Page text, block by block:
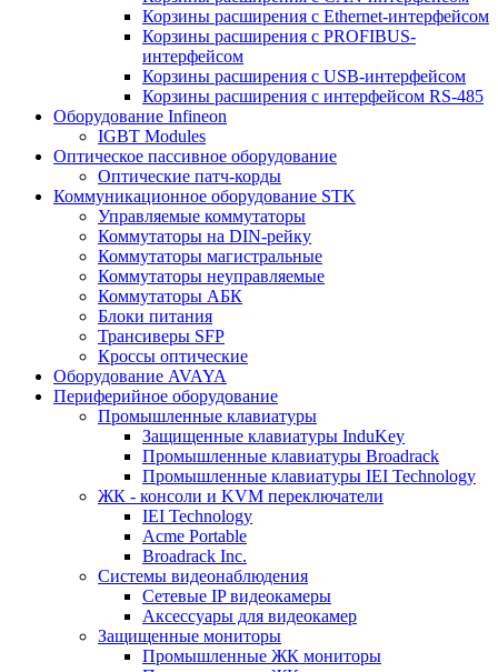
Корзины расширения с Ethernet-интерфейсом
Корзины расширения с PROFIBUS-
интерфейсом
Корзины расширения с USB-интерфейсом
Корзины расширения с интерфейсом RS-485
Оборудование Infineon
IGBT Modules
Оптическое пассивное оборудование
Оптические патч-корды
Коммуникационное оборудование STK
Управляемые коммутаторы
Коммутаторы на DIN-рейку
Коммутаторы магистральные
Коммутаторы неуправляемые
Коммутаторы АБК
Блоки питания
Трансиверы SFP
Кроссы оптические
Оборудование AVAYA
Периферийное оборудование
Промышленные клавиатуры
Защищенные клавиатуры InduKey
Промышленные клавиатуры Broadrack
Промышленные клавиатуры IEI Technology
ЖК - консоли и KVM переключатели
IEI Technology
Acme Portable
Broadrack Inc.
Системы видеонаблюдения
Сетевые IP видеокамеры
Аксессуары для видеокамер
Защищенные мониторы
Промышленные ЖК мониторы